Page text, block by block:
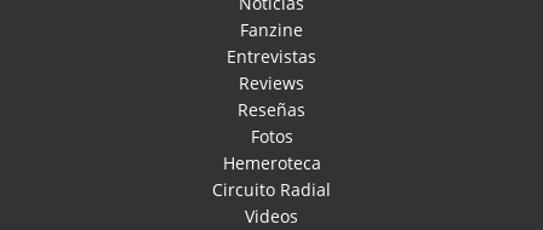
Fanzine
Entrevistas
Reviews
Reseñas
Fotos
Hemeroteca
Circuito Radial
Videos